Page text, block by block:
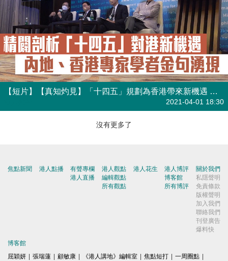
【短片】【真知灼見】「十四五」規劃為香港帶來新機遇 香港、內地官員專家學者精闢剖析、金句湧現 倪明選：融入大灣區讓科研發揮更大效用 李小加：不可忘記香港核心作用在於金融
2021-04-01 18:30
沒有更多了
焦點新聞 港人點播
有聲專欄
港人直播
港人觀點
編輯觀點
所有觀點
港人花生
港人博評
博客館
所有博評
關於我們
私隱聲明
免責條款
版權聲明
加入我們
聯絡我們
刊登廣告
爆料快
博客館
屈穎妍 | 張瑞蓮 | 顧敏康 | 《港人講地》編輯室 | 焦點短打 | 一周圈點 |